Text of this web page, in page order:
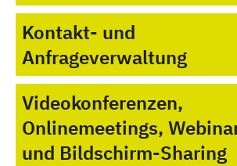
Kontakt- und
Anfrageverwaltung
Videokonferenzen,
Onlinemeetings,
und Bildschirm-Sharing